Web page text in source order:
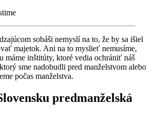
sobáši nemyslí na to, že by sa išiel
majetok. Ani na to myslieť nemusíme,
máme inštitúty, ktoré vedia ochrániť náš
sme nadobudli pred manželstvom alebo
počas manželstva.
predmanželská